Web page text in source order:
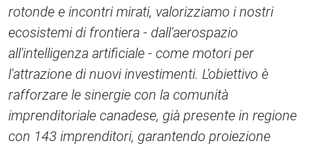
rotonde e incontri mirati, valorizziamo i nostri
ecosistemi di frontiera - dall'aerospazio
all'intelligenza artificiale - come motori per
l'attrazione di nuovi investimenti. L'obiettivo è
rafforzare le sinergie con la comunità
imprenditoriale canadese, già presente in regione
con 143 imprenditori, garantendo proiezione